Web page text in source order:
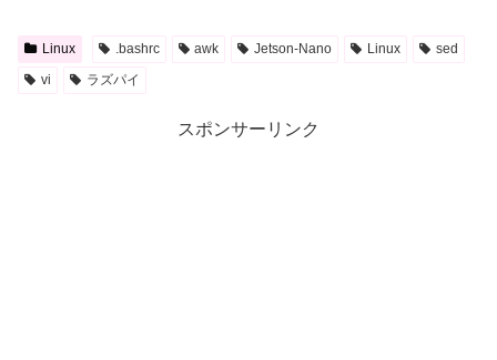
Linux .bashrc awk Jetson-Nano Linux
sed
vi
ラズパイ
スポンサーリンク